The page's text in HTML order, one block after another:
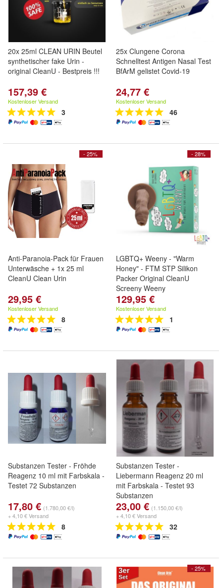
20x 25ml CLEAN URIN Beutel
synthetischer fake Urin -
original CleanU - Bestpreis !!!
157,39 €
Kostenloser Versand
3
25x Clungene Corona
Schnelltest Antigen Nasal Test
BfArM gelistet Covid-19
24,77 €
Kostenloser Versand
46
- 25%
Anti-Paranoia-Pack für Frauen
Unterwäsche + 1x 25 ml
CleanU Clean Urin
29,95 €
Kostenloser Versand
8
- 28%
LGBTQ+ Weeny - "Warm
Honey" - FTM STP Silikon
Packer Original CleanU
Screeny Weeny
The Penis for everybody - sei
du selbst! Farbe: "Warm
Honey" + Alle Formen
129,95 €
Kostenloser Versand
1
Substanzen Tester - Fröhde
Reagenz 10 ml mit Farbskala -
Testet 72 Substanzen
17,80 € (1.780,00 €/l)
+ 4,10 € Versand
8
Substanzen Tester -
Liebermann Reagenz 20 ml
mit Farbskala - Testet 93
Substanzen
23,00 € (1.150,00 €/l)
+ 4,10 € Versand
32
- 25%